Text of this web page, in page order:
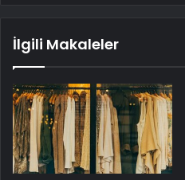
İlgili Makaleler